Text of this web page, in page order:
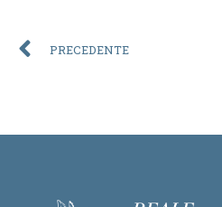
PRECEDENTE